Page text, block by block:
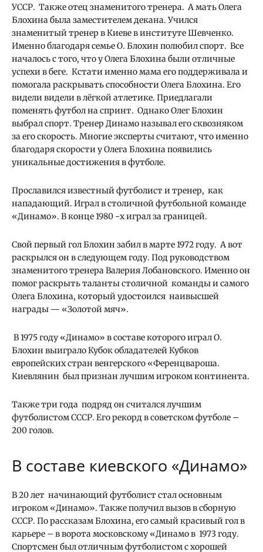
УССР. Также отец знаменитого тренера. А мать Олега
Блохина была заместителем декана. Учился
знаменитый тренер в Киеве в институте Шевченко.
Именно благодаря семье О. Блохин полюбил спорт. Все
началось с того, что у Олега Блохина были отличные
успехи в беге. Кстати именно мама его поддерживала и
помогала раскрывать способности Олега Блохина. Его
видели видели в лёгкой атлетике. Приедлагали
поменять футбол на спринт. Однако Олег Блохин
выбрал спорт. Тренер Динамо называл его сквозняком
за его скорость. Многие эксперты считают, что именно
благодаря скорости у Олега Блохина появились
уникальные достижения в футболе.
Прославился известный футболист и тренер, как
нападающий. Играл в столичной футбольной команде
«Динамо». В конце 1980 -х играл за границей.
Свой первый гол Блохин забил в марте 1972 году. А вот
раскрылся он в следующем году. Под руководством
знаменитого тренера Валерия Лобановского. Именно он
помог раскрыть таланты столичной команды и самого
Олега Блохина, который удостоился наивысшей
награды — «Золотой мяч».
В 1975 году «Динамо» в составе которого играл О.
Блохин выиграло Кубок обладателей Кубков
европейских стран венгерского «Ференцвароша.
Киевлянин был признан лучшим игроком континента.
Также три года подряд он считался лучшим
футболистом СССР. Его рекорд в советском футболе –
200 голов.
В составе киевского «Динамо»
В 20 лет начинающий футболист стал основным
игроком «Динамо». Также получил вызов в сборную
СССР. По рассказам Блохина, его самый красивый гол в
карьере – в ворота московскому «Динамо в 1973 году.
Спортсмен был отличным футболистом с хорошей